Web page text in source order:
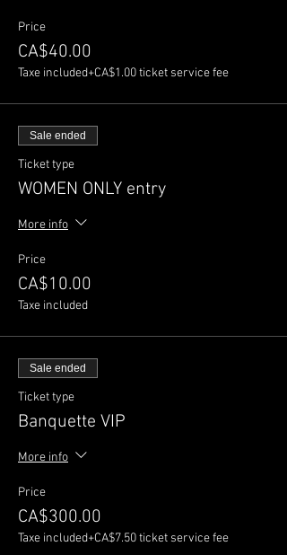
Price
CA$40.00
Taxe included+CA$1.00 ticket service fee
Sale ended
Ticket type
WOMEN ONLY entry
More info
Price
CA$10.00
Taxe included
Sale ended
Ticket type
Banquette VIP
More info
Price
CA$300.00
Taxe included+CA$7.50 ticket service fee